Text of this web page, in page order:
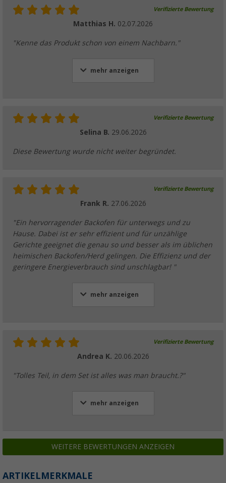
Verifizierte Bewertung
Matthias H. 02.07.2026
"Kenne das Produkt schon von einem Nachbarn."
mehr anzeigen
Verifizierte Bewertung
Selina B. 29.06.2026
Diese Bewertung wurde nicht weiter begründet.
Verifizierte Bewertung
Frank R. 27.06.2026
"Ein hervorragender Backofen für unterwegs und zu
Hause. Dabei ist er sehr effizient und für unzählige
Gerichte geeignet die genau so und besser als im üblichen
heimischen Backofen/Herd gelingen. Die Effizienz und der
geringere Energieverbrauch sind unschlagbar! "
mehr anzeigen
Verifizierte Bewertung
Andrea K. 20.06.2026
"Tolles Teil, in dem Set ist alles was man braucht.?"
mehr anzeigen
WEITERE BEWERTUNGEN ANZEIGEN
ARTIKELMERKMALE